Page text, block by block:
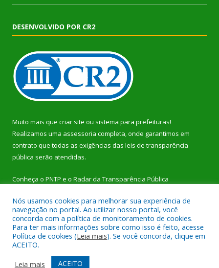
DESENVOLVIDO POR CR2
Muito mais que criar site ou sistema para prefeituras!
Realizamos uma assessoria completa, onde garantimos em
contrato que todas as exigências das leis de transparência
pública serão atendidas.
Conheça o PNTP e o Radar da Transparência Pública
Todos os direitos reservados a Prefeitura Municipal de Dom
Eliseu.
Mapa do Site
Acessar Área Administrativa
Nós usamos cookies para melhorar sua experiência de
navegação no portal. Ao utilizar nosso portal, você
concorda com a política de monitoramento de cookies.
Para ter mais informações sobre como isso é feito, acesse
Política de cookies (Leia mais). Se você concorda, clique em
ACEITO.
Leia mais
ACEITO